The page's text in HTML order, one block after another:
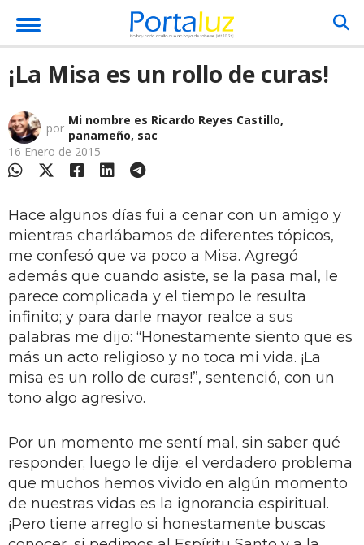
¡La Misa es un rollo de curas!
por Mi nombre es Ricardo Reyes Castillo,
panameño, sac
16 Enero de 2015
Hace algunos días fui a cenar con un amigo y
mientras charlábamos de diferentes tópicos,
me confesó que va poco a Misa. Agregó
además que cuando asiste, se la pasa mal, le
parece complicada y el tiempo le resulta
infinito; y para darle mayor realce a sus
palabras me dijo: “Honestamente siento que es
más un acto religioso y no toca mi vida. ¡La
misa es un rollo de curas!”, sentenció, con un
tono algo agresivo.
Por un momento me sentí mal, sin saber qué
responder; luego le dije: el verdadero problema
que muchos hemos vivido en algún momento
de nuestras vidas es la ignorancia espiritual.
¡Pero tiene arreglo si honestamente buscas